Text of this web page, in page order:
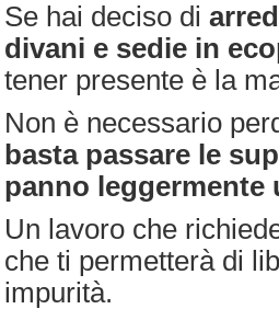
Se hai deciso di
divani e sedie in
tener presente è la
Non è necessario
basta passare le
panno leggermente
Un lavoro che
che ti permetterà di
impurità.